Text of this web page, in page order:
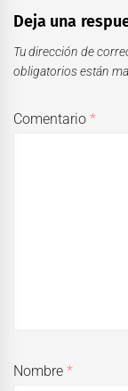
Deja una
Tu dirección de
obligatorios están
Comentario*
Nombre*